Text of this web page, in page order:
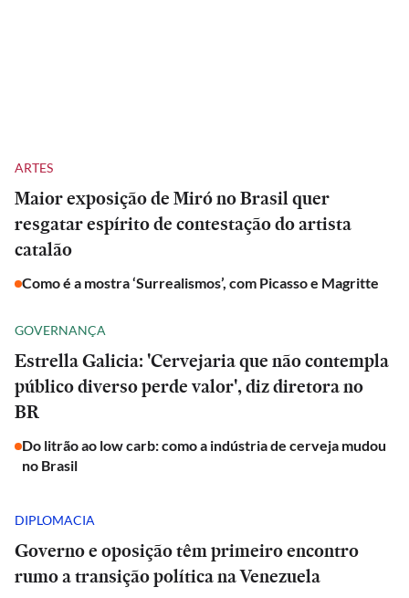
ARTES
Maior exposição de Miró no Brasil quer
resgatar espírito de contestação do artista
catalão
Como é a mostra ‘Surrealismos’, com Picasso e Magritte
GOVERNANÇA
Estrella Galicia: 'Cervejaria que não contempla
público diverso perde valor', diz diretora no
BR
Do litrão ao low carb: como a indústria de cerveja mudou
no Brasil
DIPLOMACIA
Governo e oposição têm primeiro encontro
rumo a transição política na Venezuela